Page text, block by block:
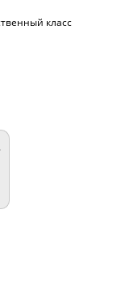
класс